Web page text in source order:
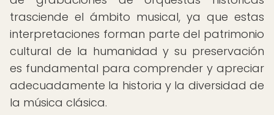
trasciende el ámbito musical, ya que estas
interpretaciones forman parte del patrimonio
cultural de la humanidad y su preservación
es fundamental para comprender y apreciar
adecuadamente la historia y la diversidad de
la música clásica.